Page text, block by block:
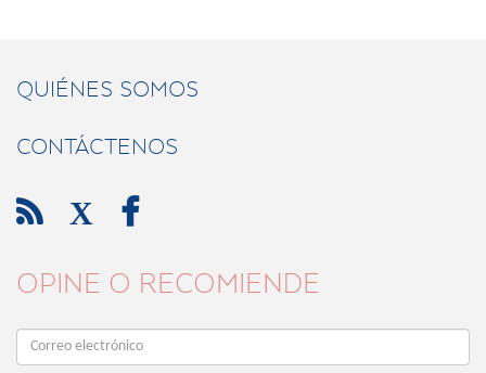
QUIÉNES SOMOS
CONTÁCTENOS
 X 
OPINE O RECOMIENDE